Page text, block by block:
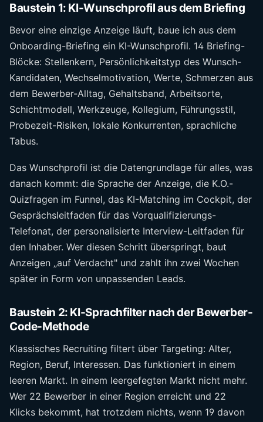
Baustein 1: KI-Wunschprofil aus dem Briefing
Bevor eine einzige Anzeige läuft, baue ich aus dem
Onboarding-Briefing ein KI-Wunschprofil. 14 Briefing-
Blöcke: Stellenkern, Persönlichkeitstyp des Wunsch-
Kandidaten, Wechselmotivation, Werte, Schmerzen aus
dem Bewerber-Alltag, Gehaltsband, Arbeitsorte,
Schichtmodell, Werkzeuge, Kollegium, Führungsstil,
Probezeit-Risiken, lokale Konkurrenten, sprachliche
Tabus.
Das Wunschprofil ist die Datengrundlage für alles, was
danach kommt: die Sprache der Anzeige, die K.O.-
Quizfragen im Funnel, das KI-Matching im Cockpit, der
Gesprächsleitfaden für das Vorqualifizierungs-
Telefonat, der personalisierte Interview-Leitfaden für
den Inhaber. Wer diesen Schritt überspringt, baut
Anzeigen „auf Verdacht" und zahlt ihn zwei Wochen
später in Form von unpassenden Leads.
Baustein 2: KI-Sprachfilter nach der Bewerber-
Code-Methode
Klassisches Recruiting filtert über Targeting: Alter,
Region, Beruf, Interessen. Das funktioniert in einem
leeren Markt. In einem leergefegten Markt nicht mehr.
Wer 22 Bewerber in einer Region erreicht und 22
Klicks bekommt, hat trotzdem nichts, wenn 19 davon